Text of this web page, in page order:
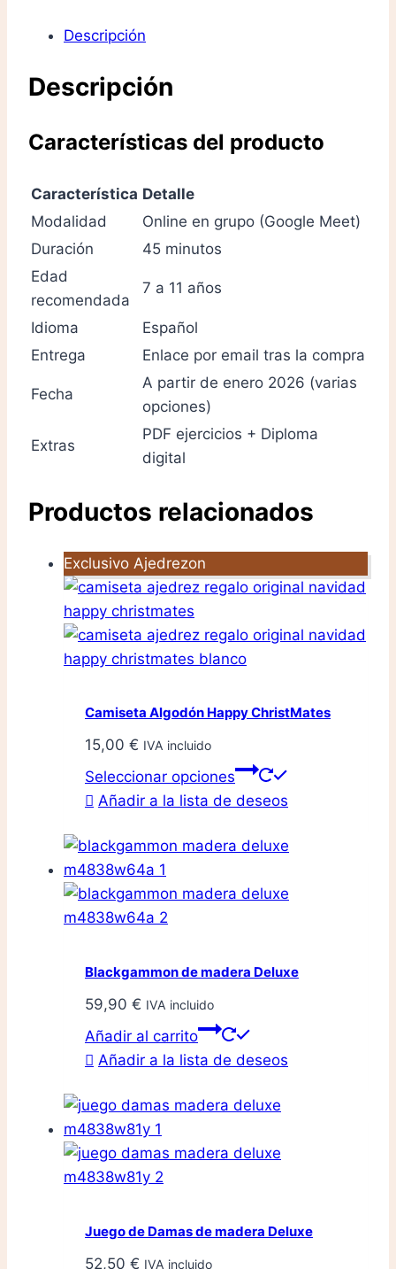
Descripción
Descripción
Características del producto
Característica Detalle
Modalidad
Online en grupo (Google Meet)
Duración
45 minutos
Edad
recomendada
7 a 11 años
Idioma
Español
Entrega
Enlace por email tras la compra
Fecha
A partir de enero 2026 (varias
opciones)
Extras
PDF ejercicios + Diploma
digital
Productos relacionados
Exclusivo Ajedrezon
Camiseta Algodón Happy ChristMates
15,00 € IVA incluido
Seleccionar opciones
Este
múltiples
Las
elegir
página
Añadir a la lista de deseos
Blackgammon de madera Deluxe
59,90 € IVA incluido
Añadir al carrito
Añadir a la lista de deseos
Juego de Damas de madera Deluxe
52,50 € IVA incluido